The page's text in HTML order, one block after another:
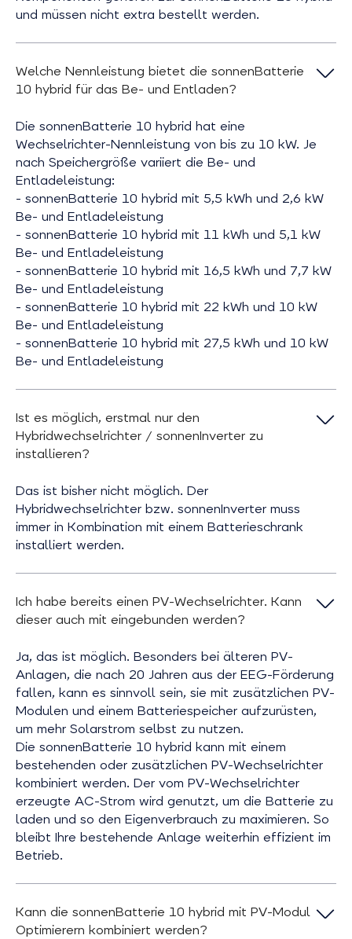
und müssen nicht extra bestellt werden.
Welche Nennleistung bietet die sonnenBatterie
10 hybrid für das Be- und Entladen?
Die sonnenBatterie 10 hybrid hat eine
Wechselrichter-Nennleistung von bis zu 10 kW. Je
nach Speichergröße variiert die Be- und
Entladeleistung:
- sonnenBatterie 10 hybrid mit 5,5 kWh und 2,6 kW
Be- und Entladeleistung
- sonnenBatterie 10 hybrid mit 11 kWh und 5,1 kW
Be- und Entladeleistung
- sonnenBatterie 10 hybrid mit 16,5 kWh und 7,7 kW
Be- und Entladeleistung
- sonnenBatterie 10 hybrid mit 22 kWh und 10 kW
Be- und Entladeleistung
- sonnenBatterie 10 hybrid mit 27,5 kWh und 10 kW
Be- und Entladeleistung
Ist es möglich, erstmal nur den
Hybridwechselrichter / sonnenInverter zu
installieren?
Das ist bisher nicht möglich. Der
Hybridwechselrichter bzw. sonnenInverter muss
immer in Kombination mit einem Batterieschrank
installiert werden.
Ich habe bereits einen PV-Wechselrichter. Kann
dieser auch mit eingebunden werden?
Ja, das ist möglich. Besonders bei älteren PV-
Anlagen, die nach 20 Jahren aus der EEG-Förderung
fallen, kann es sinnvoll sein, sie mit zusätzlichen PV-
Modulen und einem Batteriespeicher aufzurüsten,
um mehr Solarstrom selbst zu nutzen.
Die sonnenBatterie 10 hybrid kann mit einem
bestehenden oder zusätzlichen PV-Wechselrichter
kombiniert werden. Der vom PV-Wechselrichter
erzeugte AC-Strom wird genutzt, um die Batterie zu
laden und so den Eigenverbrauch zu maximieren. So
bleibt Ihre bestehende Anlage weiterhin effizient im
Betrieb.
Kann die sonnenBatterie 10 hybrid mit PV-Modul
Optimierern kombiniert werden?